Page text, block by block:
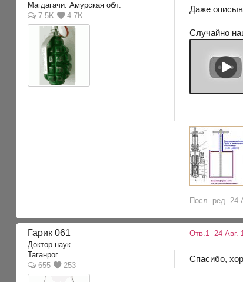
Магдагачи. Амурская обл.
7.5K
4.7K
Даже
Случайно
Посл. ред. 24
Гарик 061
Доктор наук
Таганрог
655
253
Отв.1 24 Авг.
Спасибо,